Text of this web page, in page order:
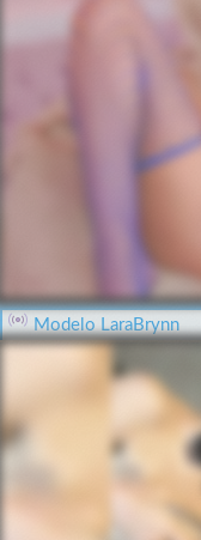
Modelo LaraBrynn